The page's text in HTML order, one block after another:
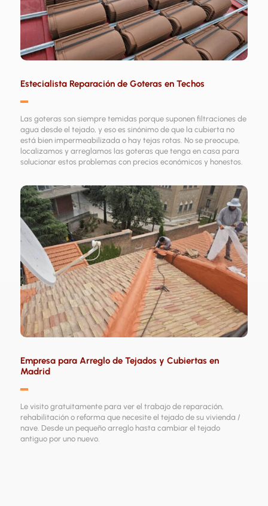
Estecialista Reparación de Goteras en Techos
▬
Las goteras son siempre temidas porque suponen filtraciones de
agua desde el tejado, y eso es sinónimo de que la cubierta no
está bien impermeabilizada o hay tejas rotas. No se preocupe,
localizamos y arreglamos las goteras que tenga en casa para
solucionar estos problemas con precios económicos y honestos.
Empresa para Arreglo de Tejados y Cubiertas en
Madrid
▬
Le visito gratuitamente para ver el trabajo de reparación,
rehabilitación o reforma que necesite el tejado de su vivienda /
nave. Desde un pequeño arreglo hasta cambiar el tejado
antiguo por uno nuevo.